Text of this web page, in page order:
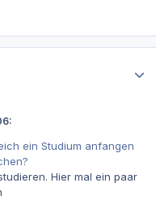
ein Studium anfangen
Hier mal ein paar